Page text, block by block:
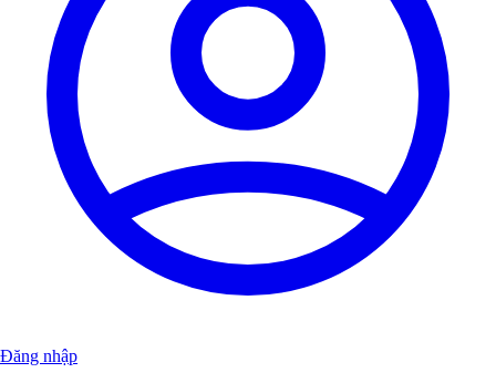
Đăng nhập